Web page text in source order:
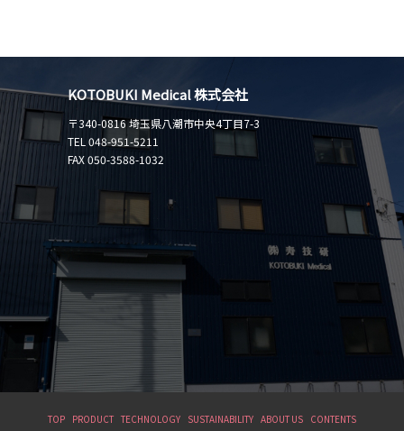
KOTOBUKI Medical 株式会社
〒340-0816 埼玉県八潮市中央4丁目7-3
TEL 048-951-5211
FAX 050-3588-1032
TOP PRODUCT TECHNOLOGY SUSTAINABILITY ABOUT US CONTENTS